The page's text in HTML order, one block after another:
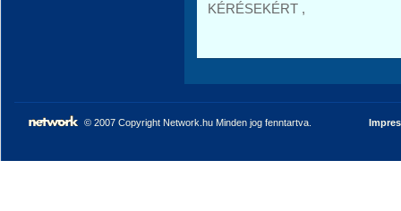
KÉRÉSEKÉRT ,
© 2007 Copyright Network.hu Minden jog fenntartva.